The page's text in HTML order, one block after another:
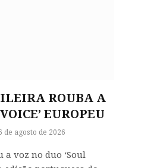
ROUBA A
EUROPEU
de agosto de 2026
voz no duo ‘Soul